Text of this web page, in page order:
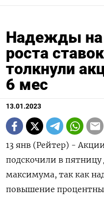
Надежды на
роста
толкнули
6 мес
13.01.2023
13 янв (Рейтер) -
подскочили в пятницу
максимума, так как
повышение